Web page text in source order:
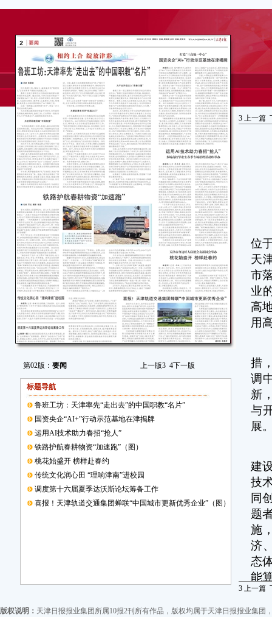
第02版： 要闻 上一版3 4下一版
标题导航
鲁班工坊：天津率先“走出去”的中国职教“名片”
国资央企“AI+”行动示范基地在津揭牌
运用AI技术助力春招“抢人”
铁路护航春耕物资“加速跑”（图）
桃花始盛开 榜样赴春约
传统文化润心田 “理响津南”进校园
调度第十六届夏季达沃斯论坛筹备工作
喜报！天津轨道交通集团蝉联“中国城市更新优秀企业”（图）
3 上一篇
位
天
市
业
高
用
措
调
新
与
展
建
技
同
题
施
济
态
能
3 上一篇
版权说明： 天津日报报业集团所属10报2刊所有作品，版权均属于天津日报报业集